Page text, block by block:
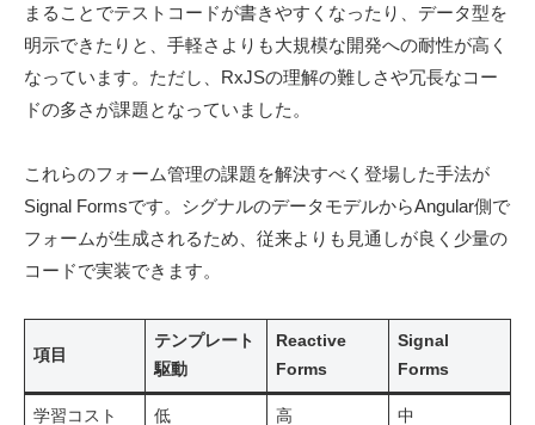
まることでテストコードが書きやすくなったり、データ型を
明示できたりと、手軽さよりも大規模な開発への耐性が高く
なっています。ただし、RxJSの理解の難しさや冗長なコー
ドの多さが課題となっていました。
これらのフォーム管理の課題を解決すべく登場した手法が
Signal Formsです。シグナルのデータモデルからAngular側で
フォームが生成されるため、従来よりも見通しが良く少量の
コードで実装できます。
項目
テンプレート
駆動
Reactive
Forms
Signal
Forms
学習コスト 低 高 中